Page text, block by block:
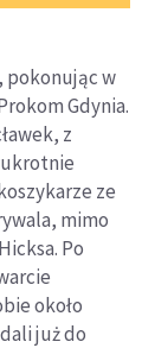
pokonując w
Gdynia.
z
ze
mimo
Po
około
już do